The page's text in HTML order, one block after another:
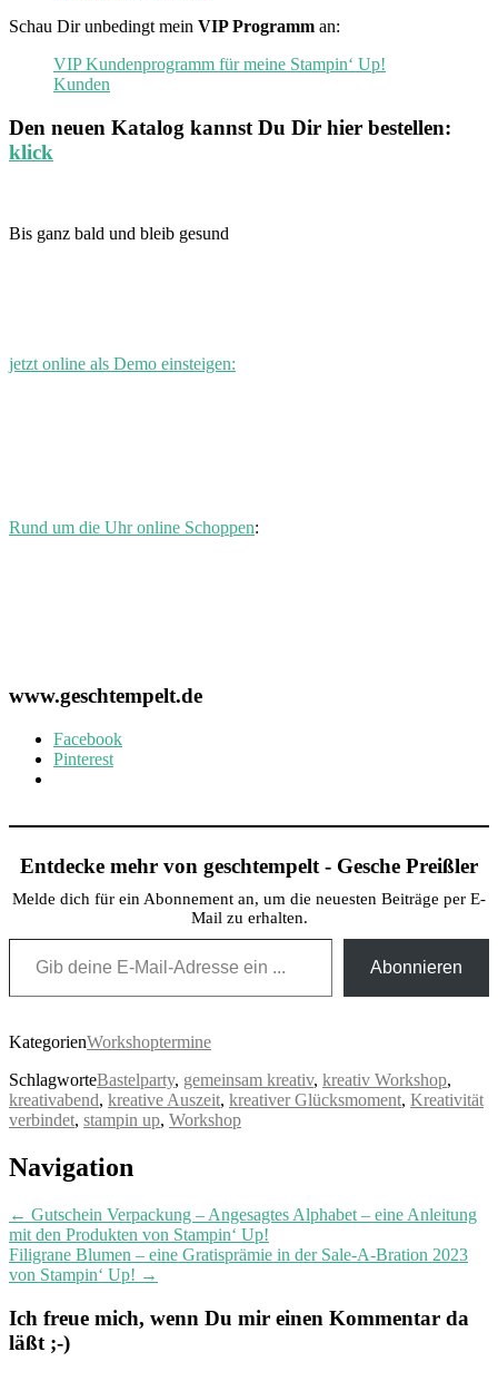
Schau Dir unbedingt mein VIP Programm an:
VIP Kundenprogramm für meine Stampin‘ Up!
Kunden
Den neuen Katalog kannst Du Dir hier bestellen:
klick
Bis ganz bald und bleib gesund
jetzt online als Demo einsteigen:
Rund um die Uhr online Schoppen:
www.geschtempelt.de
Facebook
Pinterest
Entdecke mehr von geschtempelt - Gesche Preißler
Melde dich für ein Abonnement an, um die neuesten Beiträge per E-
Mail zu erhalten.
Gib deine E-Mail-Adresse ein ...
Abonnieren
KategorienWorkshoptermine
SchlagworteBastelparty, gemeinsam kreativ, kreativ Workshop,
kreativabend, kreative Auszeit, kreativer Glücksmoment, Kreativität
verbindet, stampin up, Workshop
Post
Navigation
← Gutschein Verpackung – Angesagtes Alphabet – eine Anleitung
mit den Produkten von Stampin‘ Up!
Filigrane Blumen – eine Gratisprämie in der Sale-A-Bration 2023
von Stampin‘ Up! →
Ich freue mich, wenn Du mir einen Kommentar da
läßt ;-)